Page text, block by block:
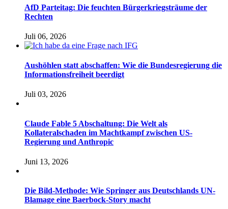
AfD Parteitag: Die feuchten Bürgerkriegsträume der
Rechten
Juli 06, 2026
Aushöhlen statt abschaffen: Wie die Bundesregierung die
Informationsfreiheit beerdigt
Juli 03, 2026
Claude Fable 5 Abschaltung: Die Welt als
Kollateralschaden im Machtkampf zwischen US-
Regierung und Anthropic
Juni 13, 2026
Die Bild-Methode: Wie Springer aus Deutschlands UN-
Blamage eine Baerbock-Story macht